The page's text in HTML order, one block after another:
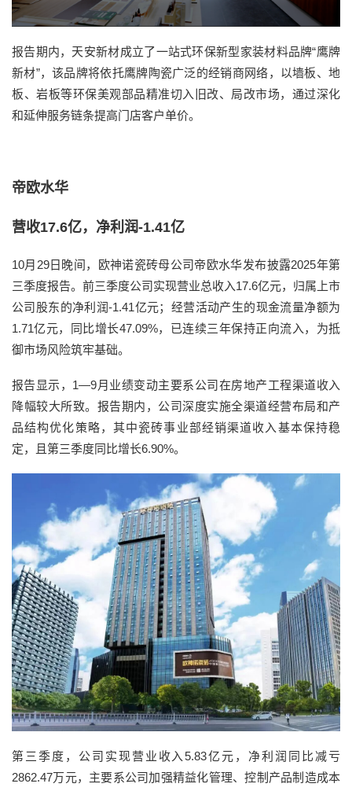
报告期内，天安新材成立了一站式环保新型家装材料品牌“鹰牌
新材”，该品牌将依托鹰牌陶瓷广泛的经销商网络，以墙板、地
板、岩板等环保美观部品精准切入旧改、局改市场，通过深化
和延伸服务链条提高门店客户单价。
帝欧水华
营收17.6亿，净利润-1.41亿
10月29日晚间，欧神诺瓷砖母公司帝欧水华发布披露2025年第
三季度报告。前三季度公司实现营业总收入17.6亿元，归属上市
公司股东的净利润-1.41亿元；经营活动产生的现金流量净额为
1.71亿元，同比增长47.09%，已连续三年保持正向流入，为抵
御市场风险筑牢基础。
报告显示，1—9月业绩变动主要系公司在房地产工程渠道收入
降幅较大所致。报告期内，公司深度实施全渠道经营布局和产
品结构优化策略，其中瓷砖事业部经销渠道收入基本保持稳
定，且第三季度同比增长6.90%。
第三季度，公司实现营业收入5.83亿元，净利润同比减亏
2862.47万元，主要系公司加强精益化管理、控制产品制造成本